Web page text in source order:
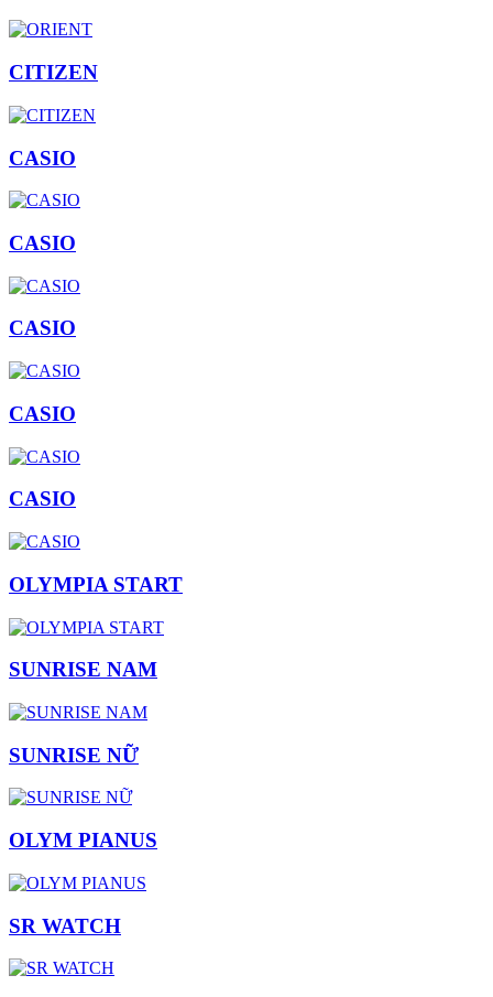
CITIZEN
CASIO
CASIO
CASIO
CASIO
CASIO
OLYMPIA START
SUNRISE NAM
SUNRISE NỮ
OLYM PIANUS
SR WATCH